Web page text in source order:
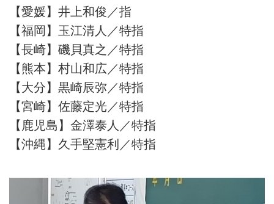
【愛媛】井上和俊／指
【福岡】玉江清人／特指
【長崎】磯貝真之／特指
【熊本】村山和広／特指
【大分】黒崎辰弥／特指
【宮崎】佐藤定光／特指
【鹿児島】金澤泰人／特指
【沖縄】久手堅憲利／特指